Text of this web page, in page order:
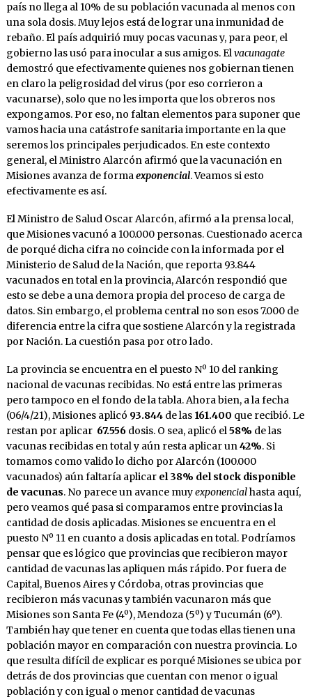
país no llega al 10% de su población vacunada al menos con
una sola dosis. Muy lejos está de lograr una inmunidad de
rebaño. El país adquirió muy pocas vacunas y, para peor, el
gobierno las usó para inocular a sus amigos. Elvacunagate
demostró que efectivamente quienes nos gobiernan tienen
en claro la peligrosidad del virus (por eso corrieron a
vacunarse), solo que no les importa que los obreros nos
expongamos. Por eso, no faltan elementos para suponer que
vamos hacia una catástrofe sanitaria importante en la que
seremos los principales perjudicados. En este contexto
general, el Ministro Alarcón afirmó que la vacunación en
Misiones avanza de formaexponencial. Veamos si esto
efectivamente es así.
El Ministro de Salud Oscar Alarcón, afirmó a la prensa local,
que Misiones vacunó a 100.000 personas. Cuestionado acerca
de porqué dicha cifra no coincide con la informada por el
Ministerio de Salud de la Nación, que reporta 93.844
vacunados en total en la provincia, Alarcón respondió que
esto se debe a una demora propia del proceso de carga de
datos. Sin embargo, el problema central no son esos 7.000 de
diferencia entre la cifra que sostiene Alarcón y la registrada
por Nación. La cuestión pasa por otro lado.
La provincia se encuentra en el puesto Nº 10 del ranking
nacional de vacunas recibidas. No está entre las primeras
pero tampoco en el fondo de la tabla. Ahora bien, a la fecha
(06/4/21), Misiones aplicó 93.844de las 161.400 que recibió. Le
restan por aplicar 67.556dosis. O sea, aplicó el58% de las
vacunas recibidas en total y aún resta aplicar un42%. Si
tomamos como valido lo dicho por Alarcón (100.000
vacunados) aún faltaría aplicar el 38% del stock disponible
de vacunas. No parece un avance muyexponencialhasta aquí,
pero veamos qué pasa si comparamos entre provincias la
cantidad de dosis aplicadas. Misiones se encuentra en el
puesto Nº 11 en cuanto a dosis aplicadas en total. Podríamos
pensar que es lógico que provincias que recibieron mayor
cantidad de vacunas las apliquen más rápido. Por fuera de
Capital, Buenos Aires y Córdoba, otras provincias que
recibieron más vacunas y también vacunaron más que
Misiones son Santa Fe (4º), Mendoza (5º) y Tucumán (6º).
También hay que tener en cuenta que todas ellas tienen una
población mayor en comparación con nuestra provincia. Lo
que resulta difícil de explicar es porqué Misiones se ubica por
detrás de dos provincias que cuentan con menor o igual
población y con igual o menor cantidad de vacunas